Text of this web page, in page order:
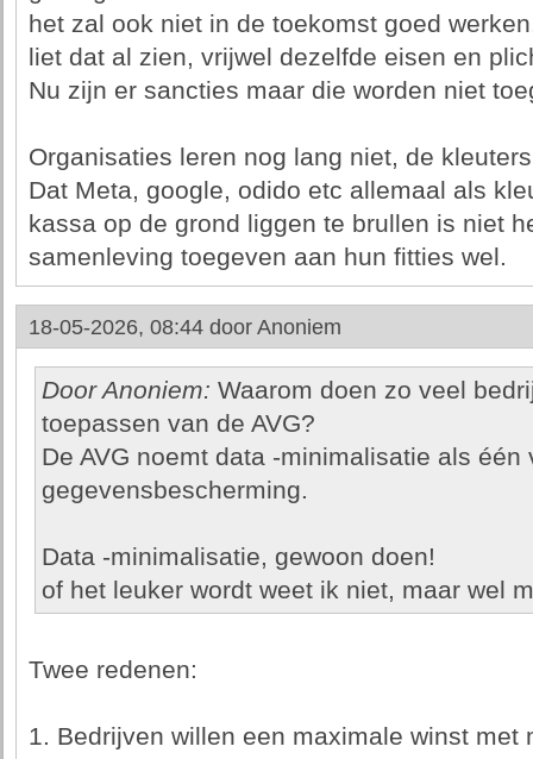
het zal ook niet in de toekomst goed
liet dat al zien, vrijwel dezelfde eisen en
Nu zijn er sancties maar die worden niet
Organisaties leren nog lang niet, de
Dat Meta, google, odido etc allemaal als
kassa op de grond liggen te brullen is niet
samenleving toegeven aan hun fitties wel.
18-05-2026, 08:44 door Anoniem
Door Anoniem: Waarom doen zo veel
toepassen van de AVG?
De AVG noemt data -minimalisatie als
gegevensbescherming.
Data -minimalisatie, gewoon doen!
of het leuker wordt weet ik niet, maar wel
Twee redenen:
1. Bedrijven willen een maximale winst met